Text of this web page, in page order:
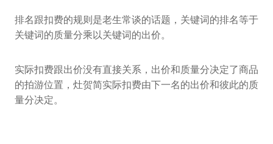
排名跟扣费的规则是老生常谈的话题，关键词的排名等于
关键词的质量分乘以关键词的出价。
实际扣费跟出价没有直接关系，出价和质量分决定了商品
的拍游位置，灶贺简实际扣费由下一名的出价和彼此的质
量分决定。